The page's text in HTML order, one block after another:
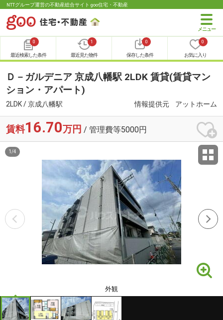
NTTグループ運営の不動産総合サイト goo住宅・不動産
0
最近検索した条件
1
最近見た物件
0
保存した条件
0
お気に入り
Ｄ－ガルデニア 京成八幡駅 2LDK 賃貸(賃貸マン
ション・アパート)
2LDK / 京成八幡駅 情報提供元 アットホーム
賃料16.70万円 / 管理費等5000円
外観
1 /4